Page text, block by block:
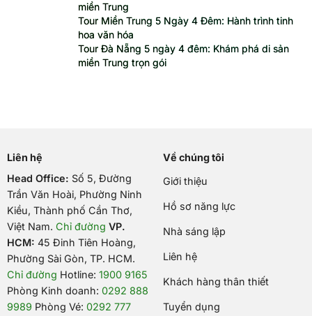
miền Trung
Tour Miền Trung 5 Ngày 4 Đêm: Hành trình tinh
hoa văn hóa
Tour Đà Nẵng 5 ngày 4 đêm: Khám phá di sản
miền Trung trọn gói
Liên hệ
Head Office: Số 5, Đường
Trần Văn Hoài, Phường Ninh
Kiều, Thành phố Cần Thơ,
Việt Nam. Chỉ đường VP.
HCM: 45 Đinh Tiên Hoàng,
Phường Sài Gòn, TP. HCM.
Chỉ đường Hotline: 1900 9165
Phòng Kinh doanh: 0292 888
9989 Phòng Vé: 0292 777
Về chúng tôi
Giới thiệu
Hồ sơ năng lực
Nhà sáng lập
Liên hệ
Khách hàng thân thiết
Tuyển dụng